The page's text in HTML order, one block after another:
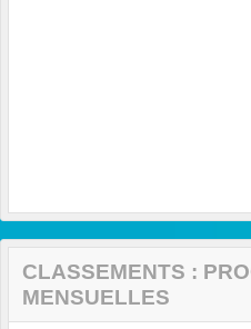
CLASSEMENTS :
MENSUELLES